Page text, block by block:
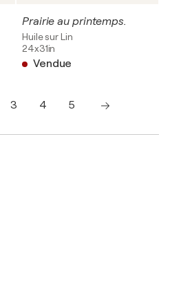
Prairie au printemps.
Huile sur Lin
24x31in
Vendue
3 4
5